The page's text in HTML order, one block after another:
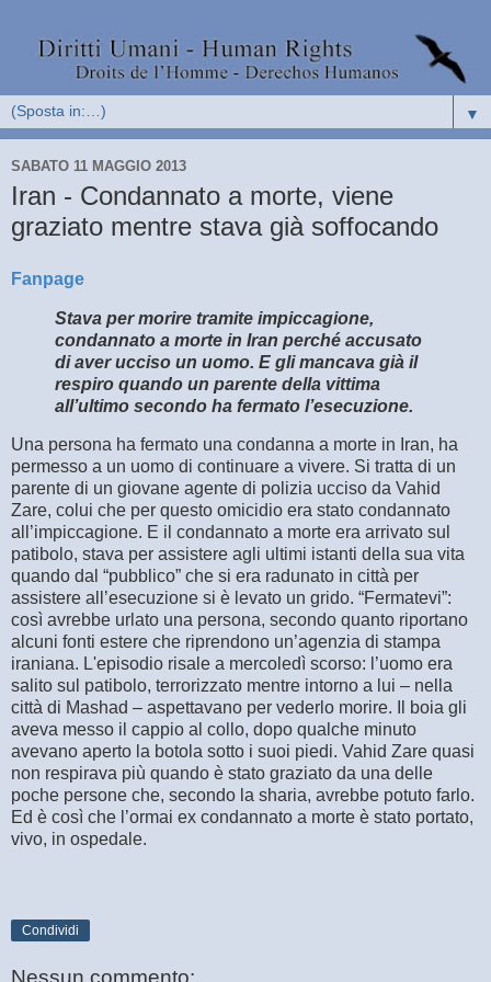
▼
SABATO 11 MAGGIO 2013
Iran - Condannato a morte, viene
graziato mentre stava già soffocando
Fanpage
Stava per morire tramite impiccagione,
condannato a morte in Iran perché accusato
di aver ucciso un uomo. E gli mancava già il
respiro quando un parente della vittima
all’ultimo secondo ha fermato l’esecuzione.
Una persona ha fermato una condanna a morte in Iran, ha
permesso a un uomo di continuare a vivere. Si tratta di un
parente di un giovane agente di polizia ucciso da Vahid
Zare, colui che per questo omicidio era stato condannato
all’impiccagione. E il condannato a morte era arrivato sul
patibolo, stava per assistere agli ultimi istanti della sua vita
quando dal “pubblico” che si era radunato in città per
assistere all’esecuzione si è levato un grido. “Fermatevi”:
così avrebbe urlato una persona, secondo quanto riportano
alcuni fonti estere che riprendono un’agenzia di stampa
iraniana. L'episodio risale a mercoledì scorso: l’uomo era
salito sul patibolo, terrorizzato mentre intorno a lui – nella
città di Mashad – aspettavano per vederlo morire. Il boia gli
aveva messo il cappio al collo, dopo qualche minuto
avevano aperto la botola sotto i suoi piedi. Vahid Zare quasi
non respirava più quando è stato graziato da una delle
poche persone che, secondo la sharia, avrebbe potuto farlo.
Ed è così che l’ormai ex condannato a morte è stato portato,
vivo, in ospedale.
Condividi
Nessun commento: